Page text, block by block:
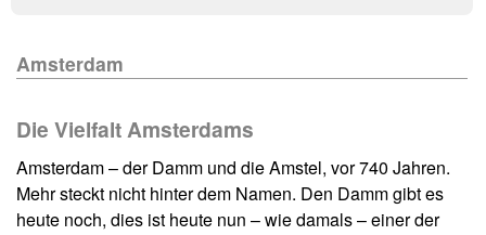
Amsterdam
Die Vielfalt Amsterdams
Amsterdam – der Damm und die Amstel, vor 740 Jahren.
Mehr steckt nicht hinter dem Namen. Den Damm gibt es
heute noch, dies ist heute nun – wie damals – einer der